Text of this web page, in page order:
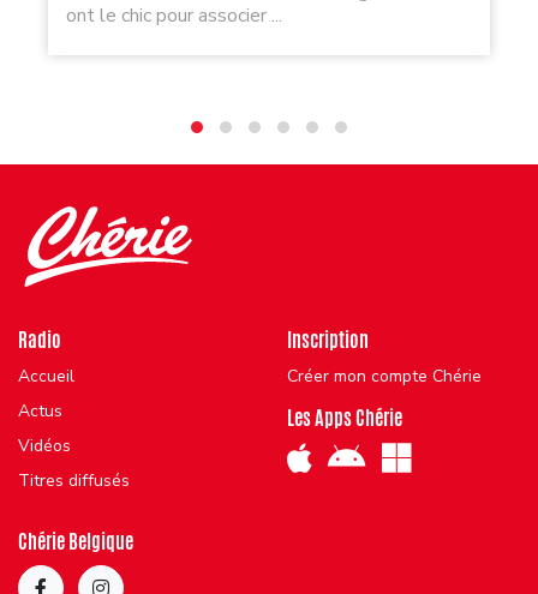
ont le chic pour associer ...
Radio
Accueil
Actus
Vidéos
Titres diffusés
Inscription
Créer mon compte Chérie
Les Apps Chérie
Chérie Belgique